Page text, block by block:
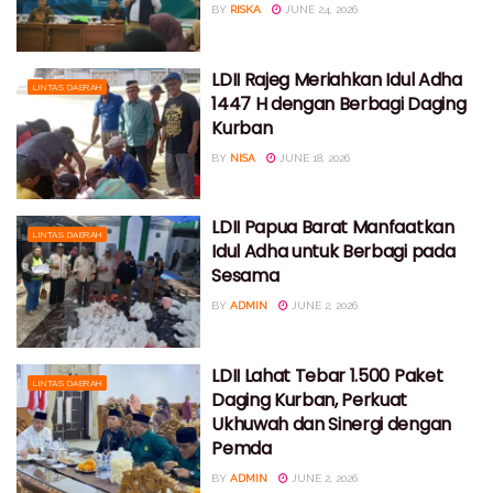
BY RISKA JUNE 24, 2026
LINTAS DAERAH
LDII Rajeg Meriahkan Idul Adha
1447 H dengan Berbagi Daging
Kurban
BY NISA JUNE 18, 2026
LINTAS DAERAH
LDII Papua Barat Manfaatkan
Idul Adha untuk Berbagi pada
Sesama
BY ADMIN JUNE 2, 2026
LINTAS DAERAH
LDII Lahat Tebar 1.500 Paket
Daging Kurban, Perkuat
Ukhuwah dan Sinergi dengan
Pemda
BY ADMIN JUNE 2, 2026